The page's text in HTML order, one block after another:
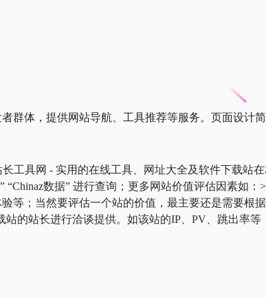
群体，提供网站导航、工具推荐等服务。页面设计简
工具网 - 实用的在线工具、网址大全及软件下载站
数据” 进行查询；更多网站价值评估因素如
等；当然要评估一个站的价值，最主要还是需要根
的站长进行洽谈提供。如该站的IP、PV、跳出率等